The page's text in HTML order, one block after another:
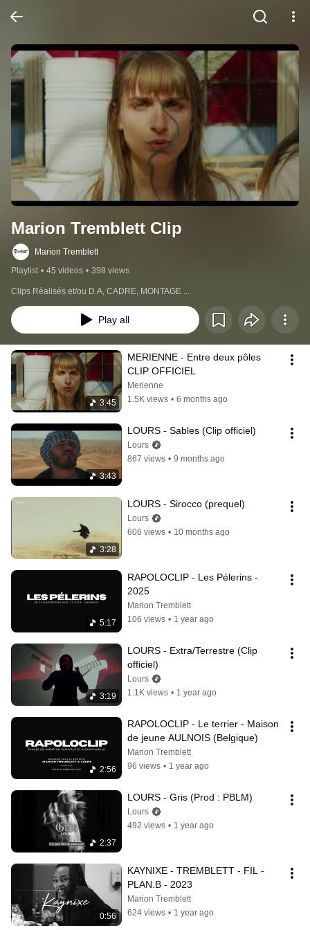
Marion Tremblett Clip
Marion Tremblett
Playlist • 45 videos • 398 views
Clips Réalisés et/ou D.A, CADRE, MONTAGE ...
Play all
3:45
MERIENNE - Entre deux pôles
CLIP OFFICIEL
Merienne
1.5K views • 6 months ago
3:43
LOURS - Sables (Clip officiel)
Lours
867 views • 9 months ago
3:28
LOURS - Sirocco (prequel)
Lours
606 views • 10 months ago
5:17
RAPOLOCLIP - Les Pélerins -
2025
Marion Tremblett
106 views • 1 year ago
3:19
LOURS - Extra/Terrestre (Clip
officiel)
Lours
1.1K views • 1 year ago
2:56
RAPOLOCLIP - Le terrier - Maison
de jeune AULNOIS (Belgique)
Marion Tremblett
96 views • 1 year ago
2:37
LOURS - Gris (Prod : PBLM)
Lours
492 views • 1 year ago
0:56
KAYNIXE - TREMBLETT - FIL -
PLAN.B - 2023
Marion Tremblett
624 views • 1 year ago